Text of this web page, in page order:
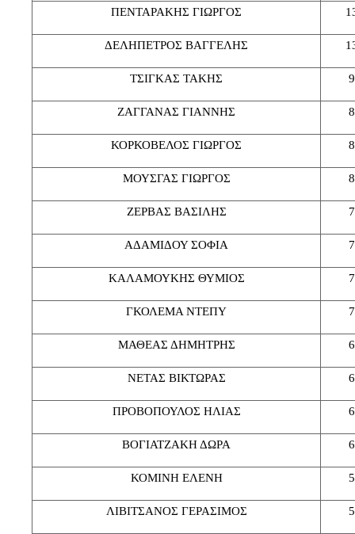
ΠΕΝΤΑΡΑΚΗΣ ΓΙΩΡΓΟΣ
ΔΕΛΗΠΕΤΡΟΣ ΒΑΓΓΕΛΗΣ
ΤΣΙΓΚΑΣ ΤΑΚΗΣ
ΖΑΓΓΑΝΑΣ ΓΙΑΝΝΗΣ
ΚΟΡΚΟΒΕΛΟΣ ΓΙΩΡΓΟΣ
ΜΟΥΣΓΑΣ ΓΙΩΡΓΟΣ
ΖΕΡΒΑΣ ΒΑΣΙΛΗΣ
ΑΔΑΜΙΔΟΥ ΣΟΦΙΑ
ΚΑΛΑΜΟΥΚΗΣ ΘΥΜΙΟΣ
ΓΚΟΛΕΜΑ ΝΤΕΠΥ
ΜΑΘΕΑΣ ΔΗΜΗΤΡΗΣ
ΝΕΤΑΣ ΒΙΚΤΩΡΑΣ
ΠΡΟΒΟΠΟΥΛΟΣ ΗΛΙΑΣ
ΒΟΓΙΑΤΖΑΚΗ ΔΩΡΑ
ΚΟΜΙΝΗ ΕΛΕΝΗ
ΛΙΒΙΤΣΑΝΟΣ ΓΕΡΑΣΙΜΟΣ